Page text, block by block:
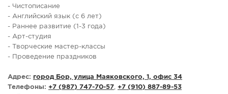
- Чистописание
- Английский язык (с 6 лет)
- Раннее развитие (1-3 года)
- Арт-студия
- Творческие мастер-классы
- Проведение праздников
Адрес: город Бор, улица Маяковского, 1, офис 34
Телефоны: +7 (987) 747-70-57
+7 (910) 887-89-53